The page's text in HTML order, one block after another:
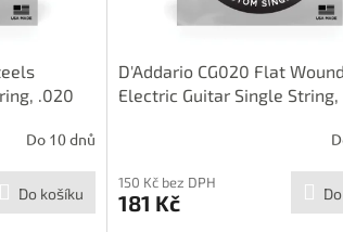
.020
Do 10 dnů
Do košíku
D'Addario CG020 Flat Wound
Electric Guitar Single String,
150 Kč bez DPH
181 Kč